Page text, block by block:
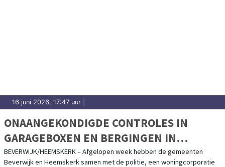
16 juni 2026, 17:47 uur
ONAANGEKONDIGDE CONTROLES IN
GARAGEBOXEN EN BERGINGEN IN
BEVERWIJK EN HEEMSKERK
BEVERWIJK/HEEMSKERK – Afgelopen week hebben de gemeenten
Beverwijk en Heemskerk samen met de politie, een woningcorporatie